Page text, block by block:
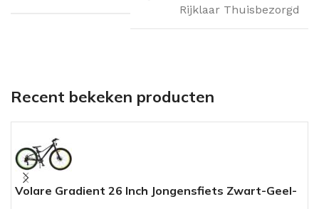
Rijklaar Thuisbezorgd
Recent bekeken producten
Volare Gradient 26 Inch Jongensfiets Zwart-Geel-